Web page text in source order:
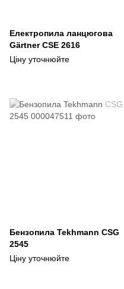
Електропила ланцюгова
Gärtner CSE 2616
Ціну уточнюйте
Бензопила Tekhmann CSG
2545
Ціну уточнюйте